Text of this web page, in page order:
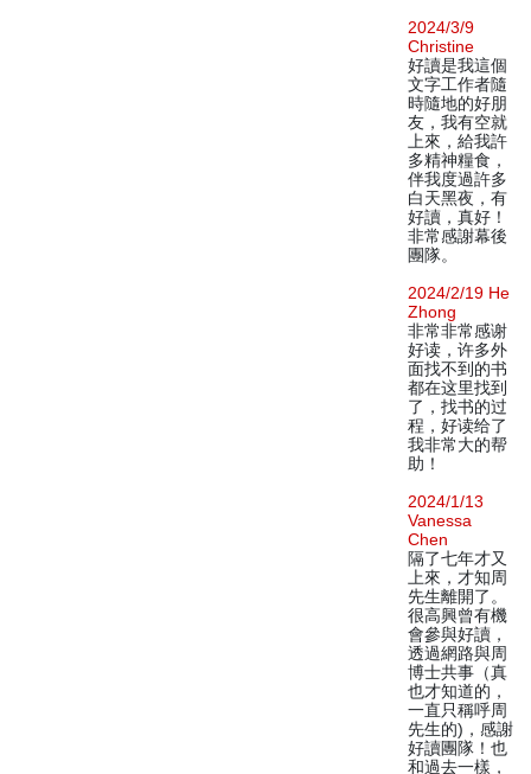
2024/3/9
Christine
好讀是我這個
文字工作者隨
時隨地的好朋
友，我有空就
上來，給我許
多精神糧食，
伴我度過許多
白天黑夜，有
好讀，真好！
非常感謝幕後
團隊。
2024/2/19 He
Zhong
非常非常感谢
好读，许多外
面找不到的书
都在这里找到
了，找书的过
程，好读给了
我非常大的帮
助！
2024/1/13
Vanessa
Chen
隔了七年才又
上來，才知周
先生離開了。
很高興曾有機
會參與好讀，
透過網路與周
博士共事（真
也才知道的，
一直只稱呼周
先生的)，感謝
好讀團隊！也
和過去一樣，